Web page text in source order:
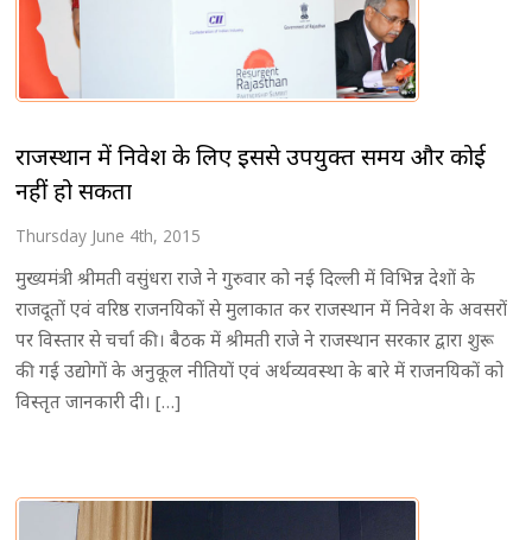
राजस्थान में निवेश के लिए इससे उपयुक्त समय और कोई
नहीं हो सकता
Thursday June 4th, 2015
मुख्यमंत्री श्रीमती वसुंधरा राजे ने गुरुवार को नई दिल्ली में विभिन्न देशों के
राजदूतों एवं वरिष्ठ राजनयिकों से मुलाकात कर राजस्थान में निवेश के अवसरों
पर विस्तार से चर्चा की। बैठक में श्रीमती राजे ने राजस्थान सरकार द्वारा शुरू
की गई उद्योगों के अनुकूल नीतियों एवं अर्थव्यवस्था के बारे में राजनयिकों को
विस्तृत जानकारी दी। […]